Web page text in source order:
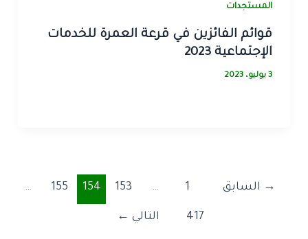
المستجدات
قوائم الفائزين في قرعة العمرة للخدمات
الإجتماعية 2023
3 يوليو، 2023
→ السابق 1
…
153
154
155
…
417 التالي ←